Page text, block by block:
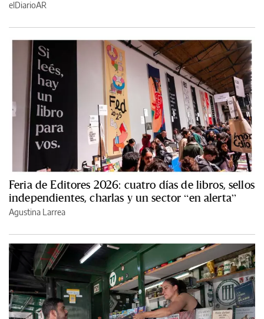
elDiarioAR
Feria de Editores 2026: cuatro días de libros, sellos
independientes, charlas y un sector “en alerta”
Agustina Larrea